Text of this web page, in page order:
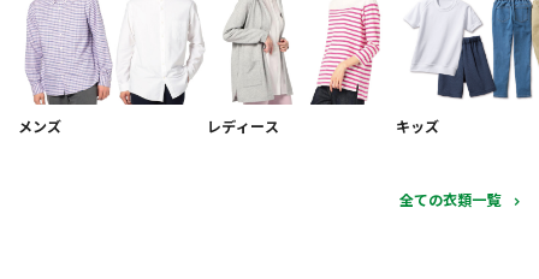
メンズ レディース キッズ
全ての衣類一覧